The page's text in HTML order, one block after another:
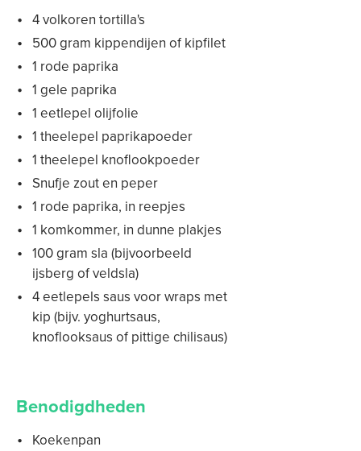
4 volkoren tortilla's
500 gram kippendijen of kipfilet
1 rode paprika
1 gele paprika
1 eetlepel olijfolie
1 theelepel paprikapoeder
1 theelepel knoflookpoeder
Snufje zout en peper
1 rode paprika, in reepjes
1 komkommer, in dunne plakjes
100 gram sla (bijvoorbeeld
ijsberg of veldsla)
4 eetlepels saus voor wraps met
kip (bijv. yoghurtsaus,
knoflooksaus of pittige chilisaus)
Benodigdheden
Koekenpan